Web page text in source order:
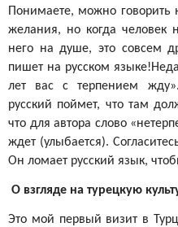
Понимаете, можно
желания, но когда человек
него на душе, это совсем
пишет на русском
лет вас с терпением
русский поймет, что там
что для автора слово
ждет (улыбается).
Он ломает русский язык,
О взгляде на турецкую
Это мой первый визит в